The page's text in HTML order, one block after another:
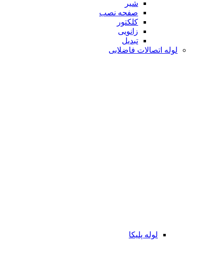
شیر
صفحه نصب
کلکتور
زانویی
تبدیل
لوله اتصالات فاضلابی
لوله پلیکا